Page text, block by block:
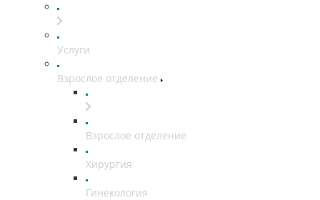
Услуги
Взрослое отделение
Взрослое отделение
Хирургия
Гинекология